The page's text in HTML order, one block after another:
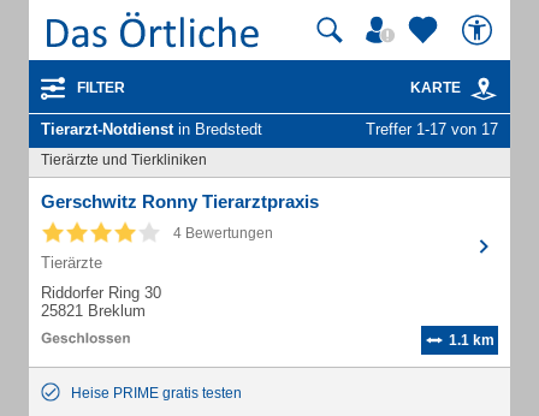
FILTER KARTE
Tierarzt-Notdienstin Bredstedt Treffer 1-17 von 17
Tierärzte und Tierkliniken
Gerschwitz Ronny Tierarztpraxis
4 Bewertungen
Tierärzte
Riddorfer Ring 30
25821 Breklum
1.1 km
Heise PRIME gratis testen